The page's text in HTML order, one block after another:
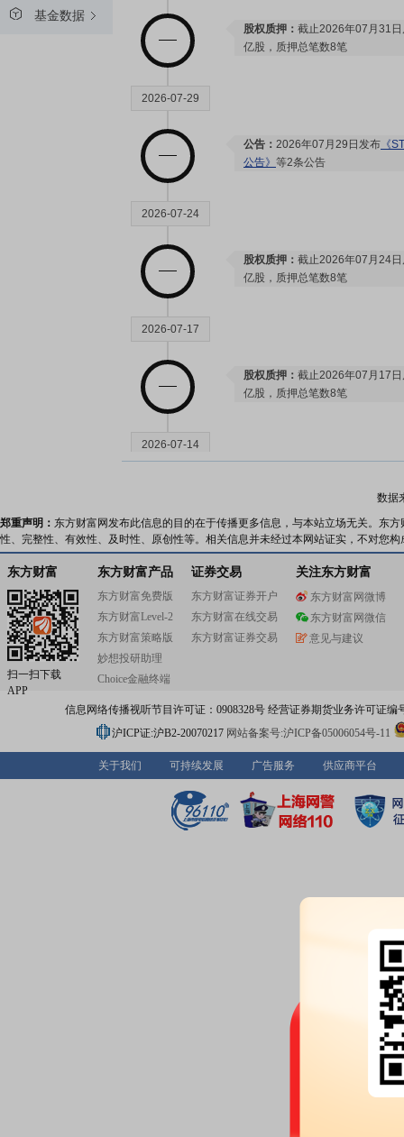
基金数据
股权质押： 截止2026年07月31
亿股，质押总笔数8笔
2026-07-29
公告： 2026年07月29日发布 《
公告》 等2条公告
2026-07-24
股权质押： 截止2026年07月24
亿股，质押总笔数8笔
2026-07-17
股权质押： 截止2026年07月17
亿股，质押总笔数8笔
2026-07-14
2026年07月14日发
2026-07-13
公告： 2026年07月13日发布《
展公告》
2026-07-10
股权质押：截止2026年07月10
2026-07-03
2026年07月01日因“连
12%的ST证券、*ST证券和未完
数据
郑重声明： 东方财富网发布此信息的目的在于传播更多信息，与本站立场无关。东
性、完整性、有效性、及时性、原创性等。相关信息并未经过本网站证实，不对您
东方财富
扫一扫下载
APP
东方财富产品
东方财富免费版
东方财富Level-2
东方财富策略版
妙想投研助理
Choice金融终端
证券交易
东方财富证券开户
东方财富在线交易
东方财富证券交易
关注东方财富
东方财富网微博
东方财富网微信
意见与建议
信息网络传播视听节目许可证：0908328号 经营证券期货业务许可证编
沪ICP证:沪B2-20070217 网站备案号:沪ICP备05006054号-11
关于我们 可持续发展 广告服务 供应商平台